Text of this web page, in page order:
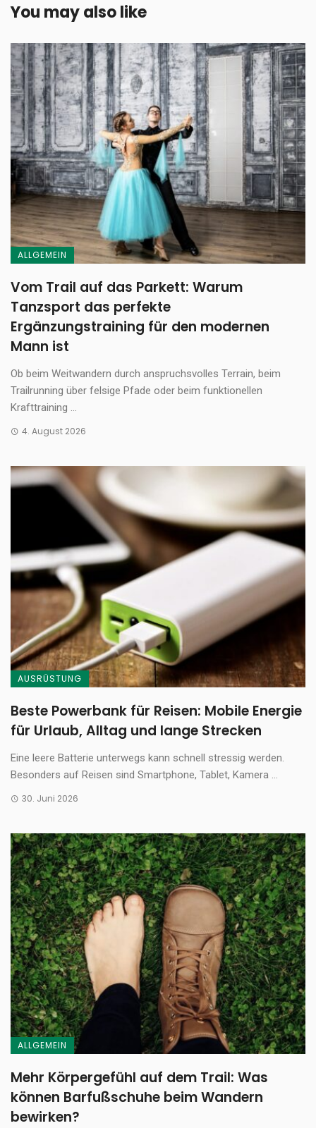
You may also like
ALLGEMEIN
Vom Trail auf das Parkett: Warum
Tanzsport das perfekte
Ergänzungstraining für den modernen
Mann ist
Ob beim Weitwandern durch anspruchsvolles Terrain, beim
Trailrunning über felsige Pfade oder beim funktionellen
Krafttraining ...
4. August 2026
AUSRÜSTUNG
Beste Powerbank für Reisen: Mobile Energie
für Urlaub, Alltag und lange Strecken
Eine leere Batterie unterwegs kann schnell stressig werden.
Besonders auf Reisen sind Smartphone, Tablet, Kamera ...
30. Juni 2026
ALLGEMEIN
Mehr Körpergefühl auf dem Trail: Was
können Barfußschuhe beim Wandern
bewirken?